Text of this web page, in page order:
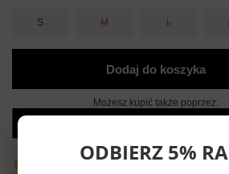
S M L
Dodaj do koszyka
Możesz kupić także poprzez:
ODBIERZ 5%